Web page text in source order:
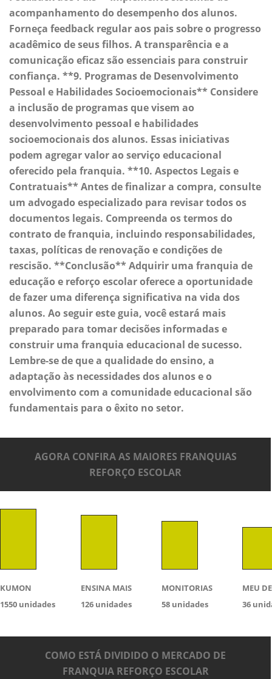
acompanhamento do desempenho dos alunos.
Forneça feedback regular aos pais sobre o progresso
acadêmico de seus filhos. A transparência e a
comunicação eficaz são essenciais para construir
confiança. **9. Programas de Desenvolvimento
Pessoal e Habilidades Socioemocionais** Considere
a inclusão de programas que visem ao
desenvolvimento pessoal e habilidades
socioemocionais dos alunos. Essas iniciativas
podem agregar valor ao serviço educacional
oferecido pela franquia. **10. Aspectos Legais e
Contratuais** Antes de finalizar a compra, consulte
um advogado especializado para revisar todos os
documentos legais. Compreenda os termos do
contrato de franquia, incluindo responsabilidades,
taxas, políticas de renovação e condições de
rescisão. **Conclusão** Adquirir uma franquia de
educação e reforço escolar oferece a oportunidade
de fazer uma diferença significativa na vida dos
alunos. Ao seguir este guia, você estará mais
preparado para tomar decisões informadas e
construir uma franquia educacional de sucesso.
Lembre-se de que a qualidade do ensino, a
adaptação às necessidades dos alunos e o
envolvimento com a comunidade educacional são
fundamentais para o êxito no setor.
AGORA CONFIRA AS MAIORES FRANQUIAS
REFORÇO ESCOLAR
KUMON
1550 unidades
ENSINA MAIS
126 unidades
MONITORIAS
58 unidades
MEU
36
COMO ESTÁ DIVIDIDO O MERCADO DE
FRANQUIA REFORÇO ESCOLAR